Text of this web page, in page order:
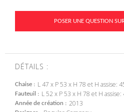
POSER UNE QUESTION
DÉTAILS :
Chaise L 47 x P 53 x H 78 et H assise:
Fauteuil L 52 x P 53 x H 78 et H assise:
Année de création 2013